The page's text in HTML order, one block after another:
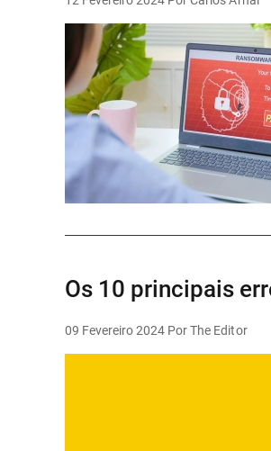
Os 10 principais
09 Fevereiro 2024 Por The Editor